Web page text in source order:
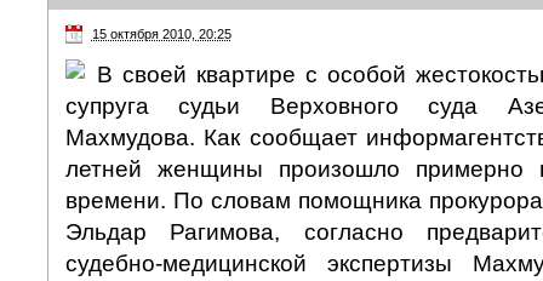
15 октября 2010, 20:25
В своей квартире с особой
супруга судьи Верховного суда
Махмудова. Как сообщает
летней женщины произошло примерно
времени. По словам помощника
Эльдар Рагимова, согласно
судебно-медицинской экспертизы